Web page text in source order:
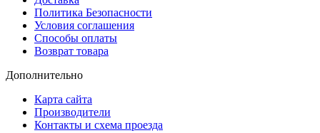
Политика Безопасности
Условия соглашения
Способы оплаты
Возврат товара
Дополнительно
Карта сайта
Производители
Контакты и схема проезда